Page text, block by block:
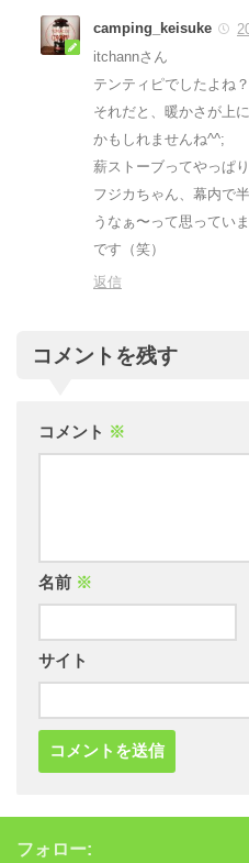
camping_keisuke
itchannさん
テンティピでしたよね
それだと、暖かさが上
かもしれませんね^^;
薪ストーブってやっぱ
フジカちゃん、幕内で
うなぁ〜って思ってい
です（笑）
返信
コメントを残す
コメント ※
名前 ※
サイト
フォロー: